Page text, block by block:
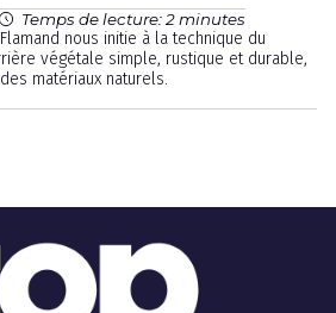
Temps de lecture: 2 minutes
nous initie à la technique du
végétale simple, rustique et durable,
matériaux naturels.